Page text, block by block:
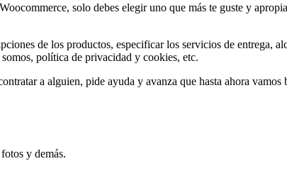
solo debes elegir uno que más te guste y
de los productos, especificar los servicios de entrega,
política de privacidad y cookies, etc.
a alguien, pide ayuda y avanza que hasta ahora vamos
y demás.